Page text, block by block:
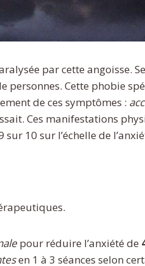
par cette angoisse.
personnes. Cette phobie
de ces symptômes :
Ces manifestations
10 sur l’échelle de
pour réduire l’anxiété de
en 1 à 3 séances selon